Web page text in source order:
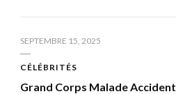
SEPTEMBRE 15, 2025
CÉLÉBRITÉS
Grand Corps Malade Accident